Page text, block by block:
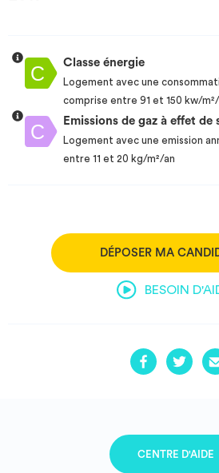
Classe énergie
Logement avec une
comprise entre 91 et 150 kw/
Emissions de gaz à effet de
Logement avec une emission
entre 11 et 20 kg/m²/an
DÉPOSER MA
BESOIN
CENTRE D'AIDE